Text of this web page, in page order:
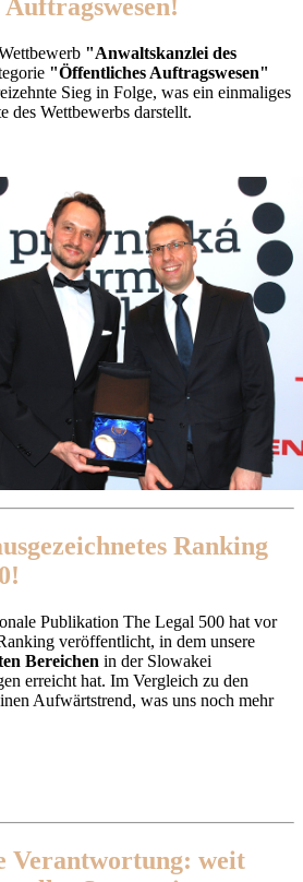
"Anwaltskanzlei des
"Öffentliches Auftragswesen"
Sieg in Folge, was ein einmaliges
des Wettbewerbs darstellt.
Ranking
Publikation The Legal 500 hat vor
veröffentlicht, in dem unsere
Bereichen in der Slowakei
erreicht hat. Im Vergleich zu den
Aufwärtstrend, was uns noch mehr
Verantwortung: weit